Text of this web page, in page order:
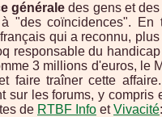
généraledes gens et
"des coïncidences". En
qui a reconnu,
responsable du
3 millions d'euros, le
faire traîner cette
sur les forums, y compris
de RTBF Info etVivacité: